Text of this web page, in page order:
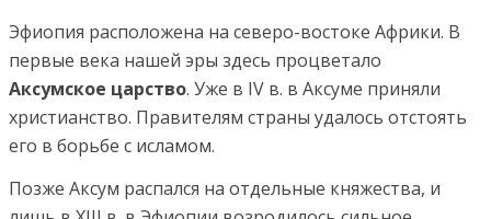
Эфиопия расположена на северо-востоке Африки. В
первые века нашей эры здесь процветало
Аксумское царство. Уже в IV в. в Аксуме приняли
христианство. Правителям страны удалось отстоять
его в борьбе с исламом.
Позже Аксум распался на отдельные княжества, и